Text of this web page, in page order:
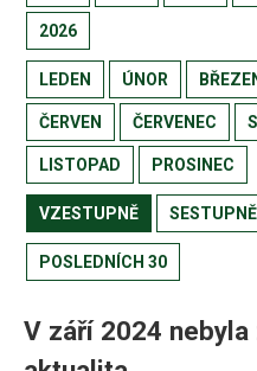
2026
LEDEN ÚNOR
ČERVEN ČERVENEC
LISTOPAD PROSINEC
VZESTUPNĚ SESTUPNĚ
POSLEDNÍCH 30
V září 2024 nebyla